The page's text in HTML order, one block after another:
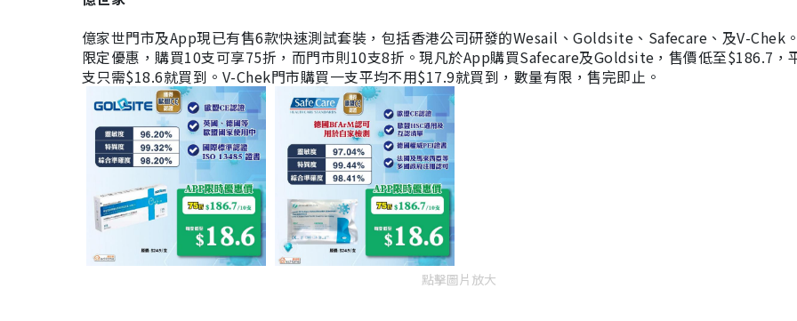
億家世門市及App現已有售6款快速測試套裝，包括香港公司研發的Wesail、Goldsite、Safecare、及V-Chek
限定優惠，購買10支可享75折，而門市則10支8折。現凡於App購買Safecare及Goldsite，售價低至$186.7，
支只需$18.6就買到。V-Chek門市購買一支平均不用$17.9就買到，數量有限，售完即止。
點擊圖片放大